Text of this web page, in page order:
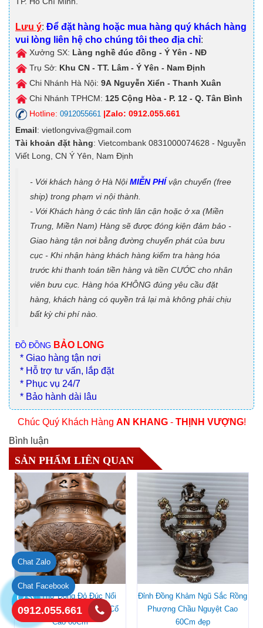
Chat Zalo
Chat Facebook
0912.055.661
Lưu ý: Để đặt hàng hoặc mua hàng quý khách hàng
vui lòng liên hệ cho chúng tôi theo địa chỉ:
Xưởng SX: Làng nghề đúc đồng - Ý Yên - NĐ
Trụ Sở: Khu CN - TT. Lâm - Ý Yên - Nam Định
Chi Nhánh Hà Nội: 9A Nguyễn Xiển - Thanh Xuân
Chi Nhánh TPHCM: 125 Cộng Hòa - P. 12 - Q. Tân Bình
Hotline: 0912055661 |Zalo: 0912.055.661
Email: vietlongviva@gmail.com
Tài khoản đặt hàng: Vietcombank 0831000074628 - Nguyễn
Viết Long, CN Ý Yên, Nam Định
- Với khách hàng ở Hà NộiMIỄN PHÍ vận chuyển (free
ship) trong phạm vi nội thành.
- Với Khách hàng ở các tỉnh lân cận hoặc ở xa (Miền
Trung, Miền Nam) Hàng sẽ được đóng kiện đảm bảo -
Giao hàng tận nơi bằng đường chuyển phát của bưu
cục - Khi nhận hàng khách hàng kiểm tra hàng hóa
trước khi thanh toán tiền hàng và tiền CƯỚC cho nhân
viên bưu cục. Hàng hóa KHÔNG đúng yêu cầu đặt
hàng, khách hàng có quyền trả lại mà không phải chịu
bất kỳ chi phí nào.
ĐỒ ĐỒNG BẢO LONG
* Giao hàng tận nơi
* Hỗ trợ tư vấn, lắp đặt
* Phục vụ 24/7
* Bảo hành dài lâu
Chúc Quý Khách Hàng AN KHANG - THỊNH VƯỢNG!
Bình luận
SẢN PHẨM LIÊN QUAN
Đỉnh Thờ Đồng Đỏ Đúc Nổi
Rồng Phượng Màu Trầm Cổ
Cao 60Cm
Đỉnh Đồng Khảm Ngũ Sắc Rồng
Phượng Chầu Nguyệt Cao
60Cm đẹp